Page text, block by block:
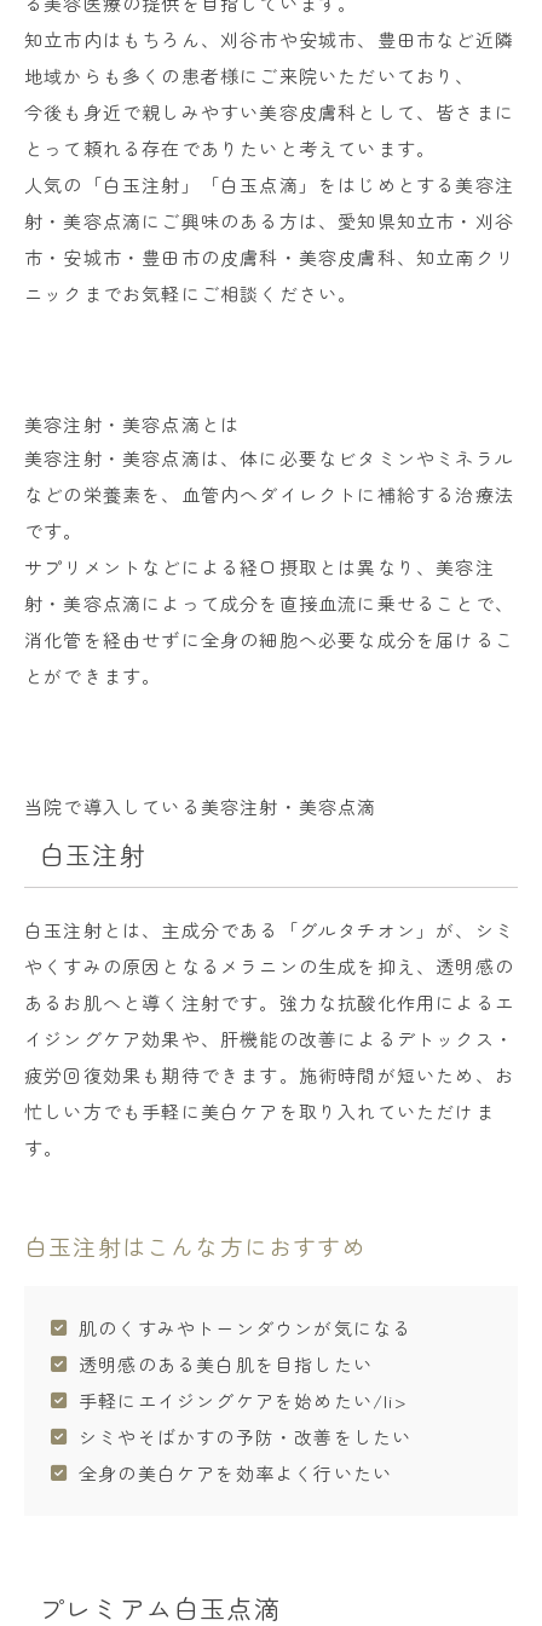
知立市内はもちろん、刈谷市や安城市、豊田市など近隣
地域からも多くの患者様にご来院いただいており、
今後も身近で親しみやすい美容皮膚科として、皆さまに
とって頼れる存在でありたいと考えています。
人気の「白玉注射」「白玉点滴」をはじめとする美容注
射・美容点滴にご興味のある方は、愛知県知立市・刈谷
市・安城市・豊田市の皮膚科・美容皮膚科、知立南クリ
ニックまでお気軽にご相談ください。
美容注射・美容点滴とは
美容注射・美容点滴は、体に必要なビタミンやミネラル
などの栄養素を、血管内へダイレクトに補給する治療法
です。
サプリメントなどによる経口摂取とは異なり、美容注
射・美容点滴によって成分を直接血流に乗せることで、
消化管を経由せずに全身の細胞へ必要な成分を届けるこ
とができます。
当院で導入している美容注射・美容点滴
白玉注射
白玉注射とは、主成分である「グルタチオン」が、シミ
やくすみの原因となるメラニンの生成を抑え、透明感の
あるお肌へと導く注射です。強力な抗酸化作用によるエ
イジングケア効果や、肝機能の改善によるデトックス・
疲労回復効果も期待できます。施術時間が短いため、お
忙しい方でも手軽に美白ケアを取り入れていただけま
す。
白玉注射はこんな方におすすめ
肌のくすみやトーンダウンが気になる
透明感のある美白肌を目指したい
手軽にエイジングケアを始めたい/li>
シミやそばかすの予防・改善をしたい
全身の美白ケアを効率よく行いたい
プレミアム白玉点滴